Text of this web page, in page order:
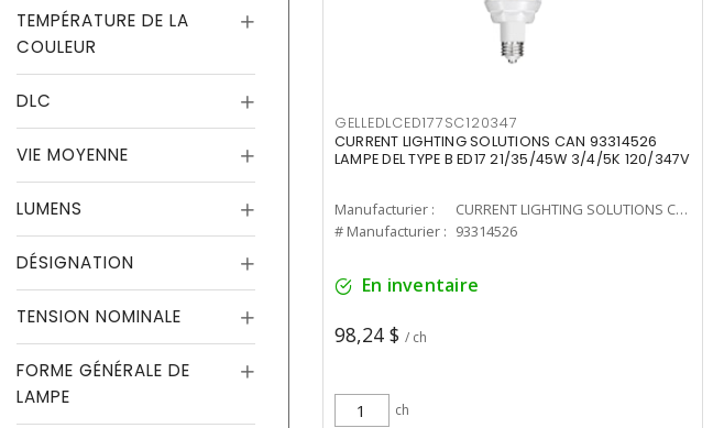
TEMPÉRATURE DE LA
COULEUR
DLC
VIE MOYENNE
LUMENS
DÉSIGNATION
TENSION NOMINALE
FORME GÉNÉRALE DE
LAMPE
GELLEDLCED177SC120347
CURRENT LIGHTING SOLUTIONS CAN 93314526
LAMPE DEL TYPE B ED17 21/35/45W 3/4/5K 120/347V
Manufacturier :
CURRENT LIGHTING SOLUTIONS CAN
# Manufacturier : 93314526
En inventaire
98,24 $ / ch
ch